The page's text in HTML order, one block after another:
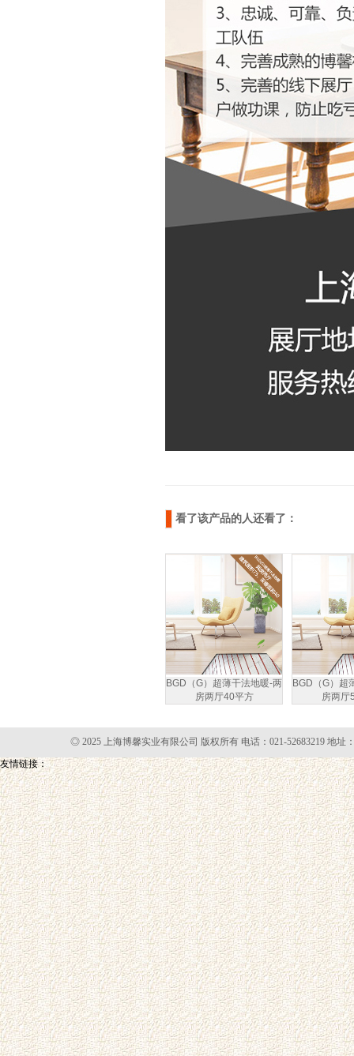
看了该产品的人还看了：
BGD（G）超薄干法地暖-两
房两厅40平方
BGD（G）超
房两厅
◎ 2025 上海博馨实业有限公司 版权所有 电话：021-52683219 地
友情链接：